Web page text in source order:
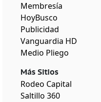
Membresía
HoyBusco
Publicidad
Vanguardia HD
Medio Pliego
Más Sitios
Rodeo Capital
Saltillo 360